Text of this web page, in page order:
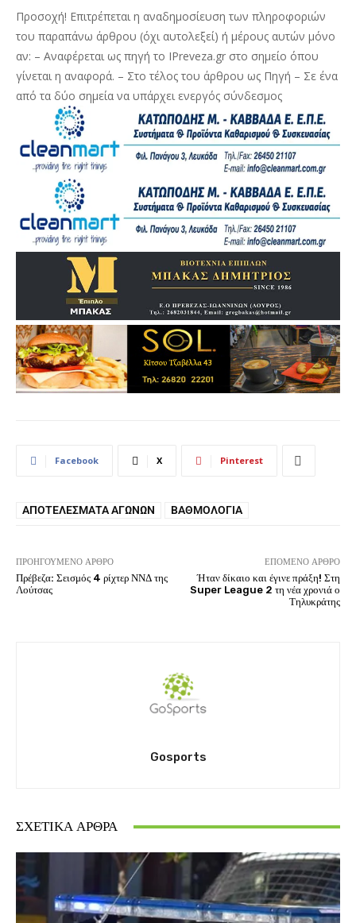
Προσοχή! Επιτρέπεται η αναδημοσίευση των πληροφοριών
του παραπάνω άρθρου (όχι αυτολεξεί) ή μέρους αυτών μόνο
αν: – Αναφέρεται ως πηγή το IPreveza.gr στο σημείο όπου
γίνεται η αναφορά. – Στο τέλος του άρθρου ως Πηγή – Σε ένα
από τα δύο σημεία να υπάρχει ενεργός σύνδεσμος
Facebook X Pinterest
ΑΠΟΤΕΛΈΣΜΑΤΑ ΑΓΏΝΩΝ ΒΑΘΜΟΛΟΓΊΑ
ΠΡΟΗΓΟΎΜΕΝΟ ΆΡΘΡΟ
Πρέβεζα: Σεισμός 4 ρίχτερ ΝΝΔ της
Λούτσας
ΕΠΌΜΕΝΟ ΆΡΘΡΟ
Ήταν δίκαιο και έγινε πράξη! Στη
Super League 2 τη νέα χρονιά ο
Τηλυκράτης
Gosports
ΣΧΕΤΙΚΆ ΆΡΘΡΑ